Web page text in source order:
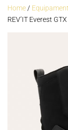
Home/
REV’IT Everest GTX